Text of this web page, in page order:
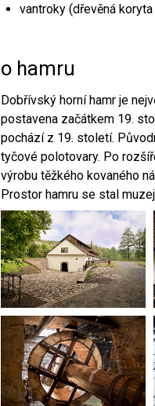
vantroky (dřevěná
o hamru
Dobřívský horní hamr je
postavena začátkem 19.
pochází z 19. století.
tyčové polotovary. Po
výrobu těžkého kovaného
Prostor hamru se stal